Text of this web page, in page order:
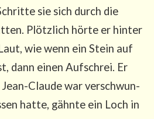
sie sich durch die
Plötz­lich hör­te er hin­ter
wie wenn ein Stein auf
dann einen Auf­schrei. Er
Clau­de war ver­schwun­
hat­te, gähn­te ein Loch in